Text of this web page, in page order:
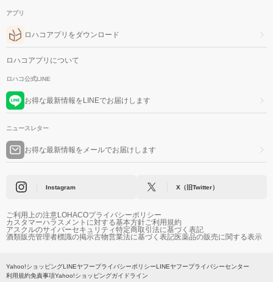
アプリ
ロハコアプリをダウンロード
ロハコアプリについて
ロハコ公式LINE
お得な最新情報をLINEでお届けします
ニュースレター
お得な最新情報をメールでお届けします
Instagram X（旧Twitter）
ご利用上の注意LOHACOプライバシーポリシー
カスタマーハラスメントに対する基本方針ご利用規約
アスクルのサイバーセキュリティ特定商取引法に基づく表記
酒類販売管理者標識の掲示古物営業法に基づく表記医薬品の販売に関する表示
Yahoo!ショッピングLINEヤフープライバシーポリシーLINEヤフープライバシーセンター
利用規約免責事項Yahoo!ショッピングガイドライン